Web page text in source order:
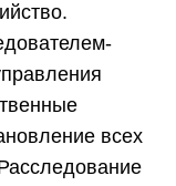
всех